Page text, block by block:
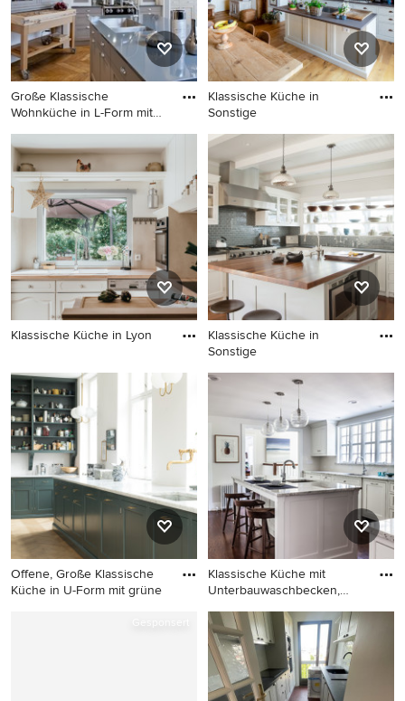
weißer Arbeitsplatte,
Schrankfronten im Shaker-
Stil, grünen Schränken und
grauem Boden in Barcelona
Große Klassische
Wohnküche in L-Form mit
Große Klassische
Wohnküche in L-Form mit
Doppelwaschbecken, grauen
Schränken, Küchengeräten
aus Edelstahl, braunem
Holzboden und Kücheninsel
in Paris
Klassische Küche in
Sonstige
Klassische Küche in Sonstige
Klassische Küche in Lyon
Klassische Küche in
Sonstige
Klassische Küche in Sonstige
Offene, Große Klassische
Küche in U-Form mit grüne
Klassische Küche mit
Unterbauwaschbecken,
Klassische Küche mit
Unterbauwaschbecken,
Schrankfronten mit vertiefter
Füllung, weißen Schränken,
Elektrogeräten mit